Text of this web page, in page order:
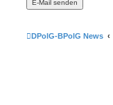
DPolG-BPolG News